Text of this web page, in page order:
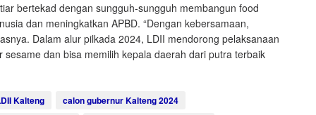
bertekad dengan sungguh-sungguh membangun food
dan meningkatkan APBD. “Dengan kebersamaan,
Dalam alur pilkada 2024, LDII mendorong pelaksanaan
dan bisa memilih kepala daerah dari putra terbaik
Kalteng
calon gubernur Kalteng 2024